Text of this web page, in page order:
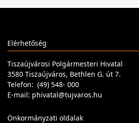
Elérhetőség
Tiszaújvárosi Polgármesteri Hivatal
3580 Tiszaújváros, Bethlen G. út 7.
Telefon: (49) 548- 000
E-mail: phivatal@tujvaros.hu
Önkormányzati oldalak